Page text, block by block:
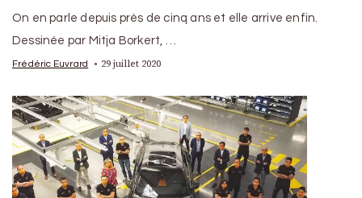
On en parle depuis près de cinq ans et elle arrive enfin.
Dessinée par Mitja Borkert, …
Frédéric Euvrard 29 juillet 2020